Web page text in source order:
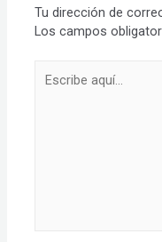
Tu dirección de
Los campos
aquí...